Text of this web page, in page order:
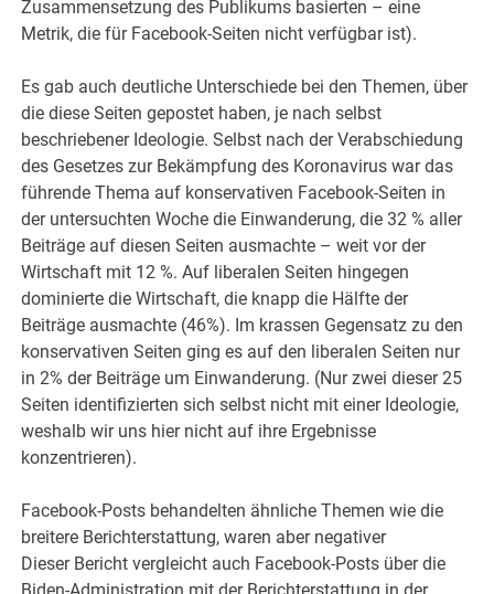
Zusammensetzung des Publikums basierten – eine
Metrik, die für Facebook-Seiten nicht verfügbar ist).
Es gab auch deutliche Unterschiede bei den Themen, über
die diese Seiten gepostet haben, je nach selbst
beschriebener Ideologie. Selbst nach der Verabschiedung
des Gesetzes zur Bekämpfung des Koronavirus war das
führende Thema auf konservativen Facebook-Seiten in
der untersuchten Woche die Einwanderung, die 32 % aller
Beiträge auf diesen Seiten ausmachte – weit vor der
Wirtschaft mit 12 %. Auf liberalen Seiten hingegen
dominierte die Wirtschaft, die knapp die Hälfte der
Beiträge ausmachte (46%). Im krassen Gegensatz zu den
konservativen Seiten ging es auf den liberalen Seiten nur
in 2% der Beiträge um Einwanderung. (Nur zwei dieser 25
Seiten identifizierten sich selbst nicht mit einer Ideologie,
weshalb wir uns hier nicht auf ihre Ergebnisse
konzentrieren).
Facebook-Posts behandelten ähnliche Themen wie die
breitere Berichterstattung, waren aber negativer
Dieser Bericht vergleicht auch Facebook-Posts über die